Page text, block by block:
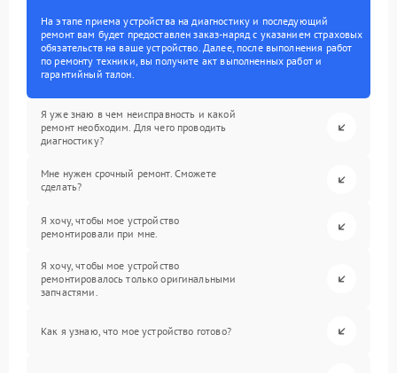
На этапе приема устройства на диагностику и последующий
ремонт вам будет предоставлен заказ-наряд с указанием страховых
обязательств на ваше устройство. Далее, после выполнения работ
по ремонту техники, вы получите акт выполненных работ и
гарантийный талон.
Я уже знаю в чем неисправность и какой
ремонт необходим. Для чего проводить
диагностику?
Мне нужен срочный ремонт. Сможете
сделать?
Я хочу, чтобы мое устройство
ремонтировали при мне.
Я хочу, чтобы мое устройство
ремонтировалось только оригинальными
запчастями.
Как я узнаю, что мое устройство готово?